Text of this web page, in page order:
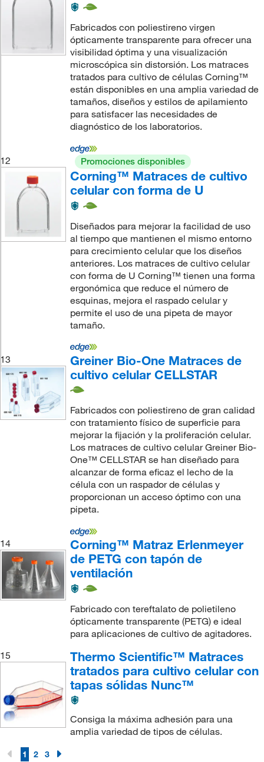
Fabricados con poliestireno virgen
ópticamente transparente para ofrecer una
visibilidad óptima y una visualización
microscópica sin distorsión. Los matraces
tratados para cultivo de células Corning™
están disponibles en una amplia variedad de
tamaños, diseños y estilos de apilamiento
para satisfacer las necesidades de
diagnóstico de los laboratorios.
12 Promociones disponibles
Corning™ Matraces de cultivo
celular con forma de U
Diseñados para mejorar la facilidad de uso
al tiempo que mantienen el mismo entorno
para crecimiento celular que los diseños
anteriores. Los matraces de cultivo celular
con forma de U Corning™ tienen una forma
ergonómica que reduce el número de
esquinas, mejora el raspado celular y
permite el uso de una pipeta de mayor
tamaño.
13
Greiner Bio-One Matraces de
cultivo celular CELLSTAR
Fabricados con poliestireno de gran calidad
con tratamiento físico de superficie para
mejorar la fijación y la proliferación celular.
Los matraces de cultivo celular Greiner Bio-
One™ CELLSTAR se han diseñado para
alcanzar de forma eficaz el lecho de la
célula con un raspador de células y
proporcionan un acceso óptimo con una
pipeta.
14
Corning™ Matraz Erlenmeyer
de PETG con tapón de
ventilación
Fabricado con tereftalato de polietileno
ópticamente transparente (PETG) e ideal
para aplicaciones de cultivo de agitadores.
15
Thermo Scientific™ Matraces
tratados para cultivo celular con
tapas sólidas Nunc™
Consiga la máxima adhesión para una
amplia variedad de tipos de células.
1 2 3